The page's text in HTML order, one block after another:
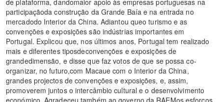
participaçãoda construção da Grande Baía e na entrada no
mercadodo Interior da China. Adiantou queo turismo e as
convenções e exposições são indústrias importantes em
Portugal. Explicou que, nos últimos anos, Portugal tem realizado
mais e diferentes tiposdeconvenções e exposições de
grandedimensão, e disse que faz votos de que se possa co-
organizar, no futuro,com Macaue com o Interior da China,
grandes projectos de convenções e exposições, e, assim,
promoverem juntos o intercâmbio cultural e o desenvolvimento
económico. Agradeceu também ao governo da RAEMos esforços